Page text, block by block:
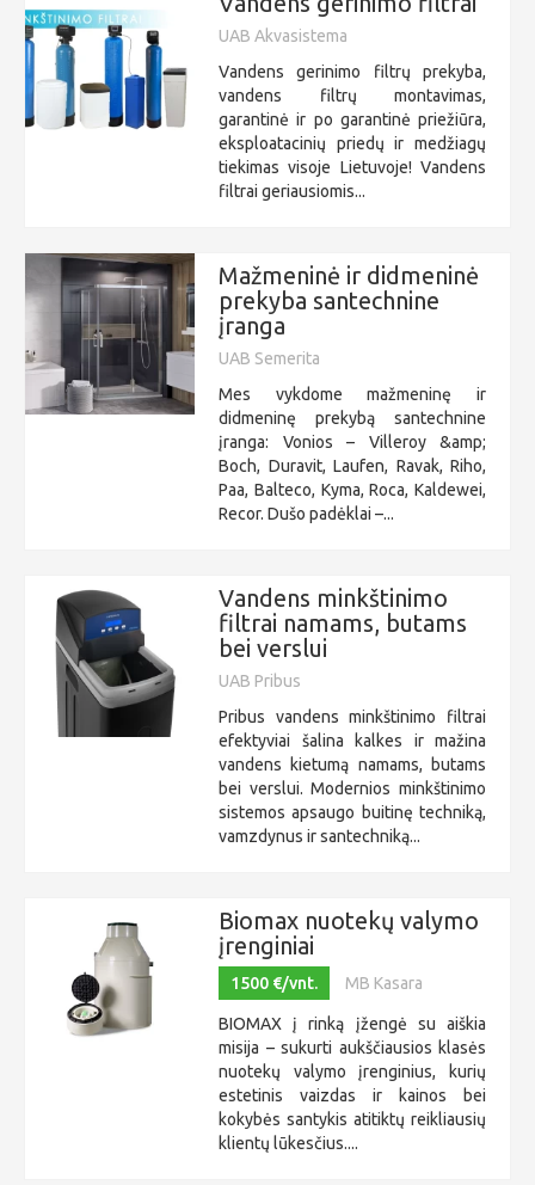
UAB Akvasistema
Vandens gerinimo filtrų prekyba,
vandens filtrų montavimas,
garantinė ir po garantinė priežiūra,
eksploatacinių priedų ir medžiagų
tiekimas visoje Lietuvoje! Vandens
filtrai geriausiomis...
Mažmeninė ir didmeninė
prekyba santechnine
įranga
UAB Semerita
Mes vykdome mažmeninę ir
didmeninę prekybą santechnine
įranga: Vonios – Villeroy &amp;
Boch, Duravit, Laufen, Ravak, Riho,
Paa, Balteco, Kyma, Roca, Kaldewei,
Recor. Dušo padėklai –...
Vandens minkštinimo
filtrai namams, butams
bei verslui
UAB Pribus
Pribus vandens minkštinimo filtrai
efektyviai šalina kalkes ir mažina
vandens kietumą namams, butams
bei verslui. Modernios minkštinimo
sistemos apsaugo buitinę techniką,
vamzdynus ir santechniką...
Biomax nuotekų valymo
įrenginiai
1500 €/vnt. MB Kasara
BIOMAX į rinką įžengė su aiškia
misija – sukurti aukščiausios klasės
nuotekų valymo įrenginius, kurių
estetinis vaizdas ir kainos bei
kokybės santykis atitiktų reikliausių
klientų lūkesčius....